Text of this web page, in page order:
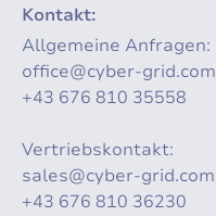
Kontakt:
Allgemeine Anfragen:
office@cyber-grid.com
+43 676 810 35558
Vertriebskontakt:
sales@cyber-grid.com
+43 676 810 36230